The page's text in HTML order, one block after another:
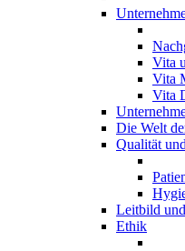
Vita
Vita
Vita
Die Welt
Qualität
Leitbild
Ethik